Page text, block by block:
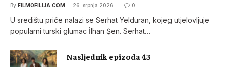
By FILMOFILIJA.COM 26. srpnja 2026. 0
U središtu priče nalazi se Serhat Yelduran, kojeg utjelovljuje
popularni turski glumac İlhan Şen. Serhat…
Nasljednik epizoda 43